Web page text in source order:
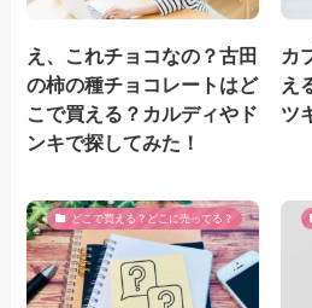
え、これチョコなの？古田
の柿の種チョコレートはど
こで買える？カルディやド
ンキで探してみた！
カ
え
ツ
どこで買える？どこに売ってる？